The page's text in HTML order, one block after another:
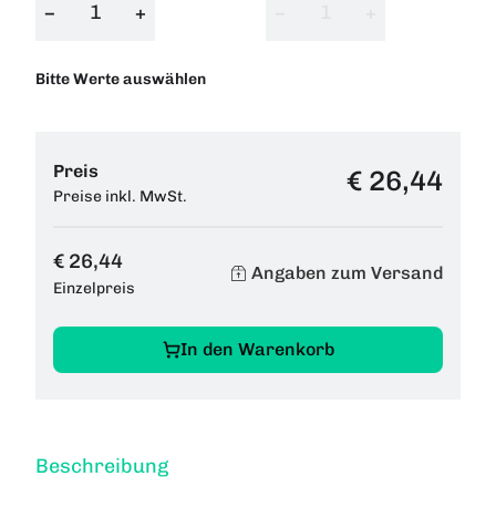
− +
Bitte Werte auswählen
Preis
Preise inkl. MwSt. € 26,44
€ 26,44
Einzelpreis
Angaben zum Versand
In den Warenkorb
Beschreibung